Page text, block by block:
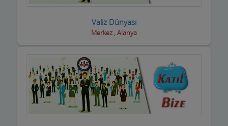
Elektrikli El Aletleri
Elektronikçiler
Emlakçılar
Valiz Dünyası
Merkez , Alanya